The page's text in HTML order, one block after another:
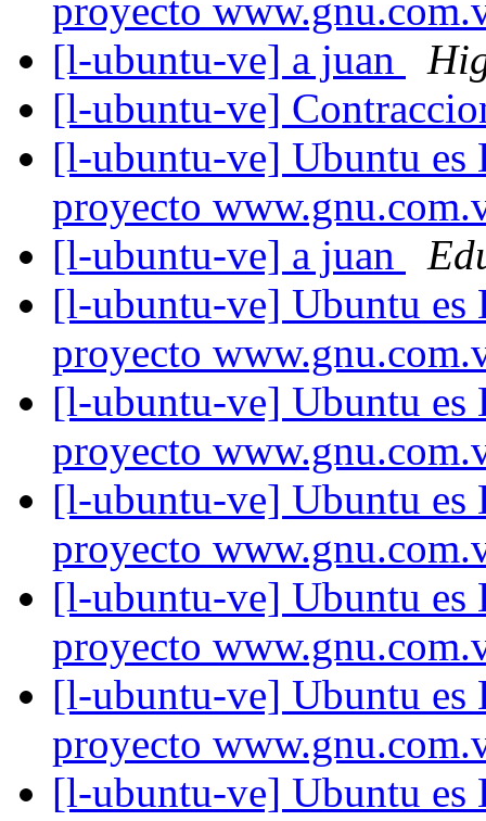
proyecto
[l-ubuntu-ve] a juan
[l-ubuntu-ve]
[l-ubuntu-ve] Ubuntu es
proyecto
[l-ubuntu-ve] a juan
[l-ubuntu-ve] Ubuntu es
proyecto
[l-ubuntu-ve] Ubuntu es
proyecto
[l-ubuntu-ve] Ubuntu es
proyecto
[l-ubuntu-ve] Ubuntu es
proyecto
[l-ubuntu-ve] Ubuntu es
proyecto
[l-ubuntu-ve] Ubuntu es